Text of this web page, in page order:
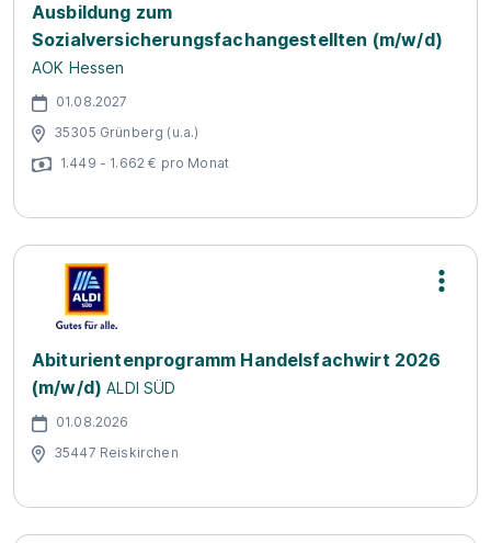
Ausbildung zum
Sozialversicherungsfachangestellten (m/w/d)
AOK Hessen
01.08.2027
35305 Grünberg (u.a.)
1.449 - 1.662 € pro Monat
Abiturientenprogramm Handelsfachwirt 2026
(m/w/d) ALDI SÜD
01.08.2026
35447 Reiskirchen